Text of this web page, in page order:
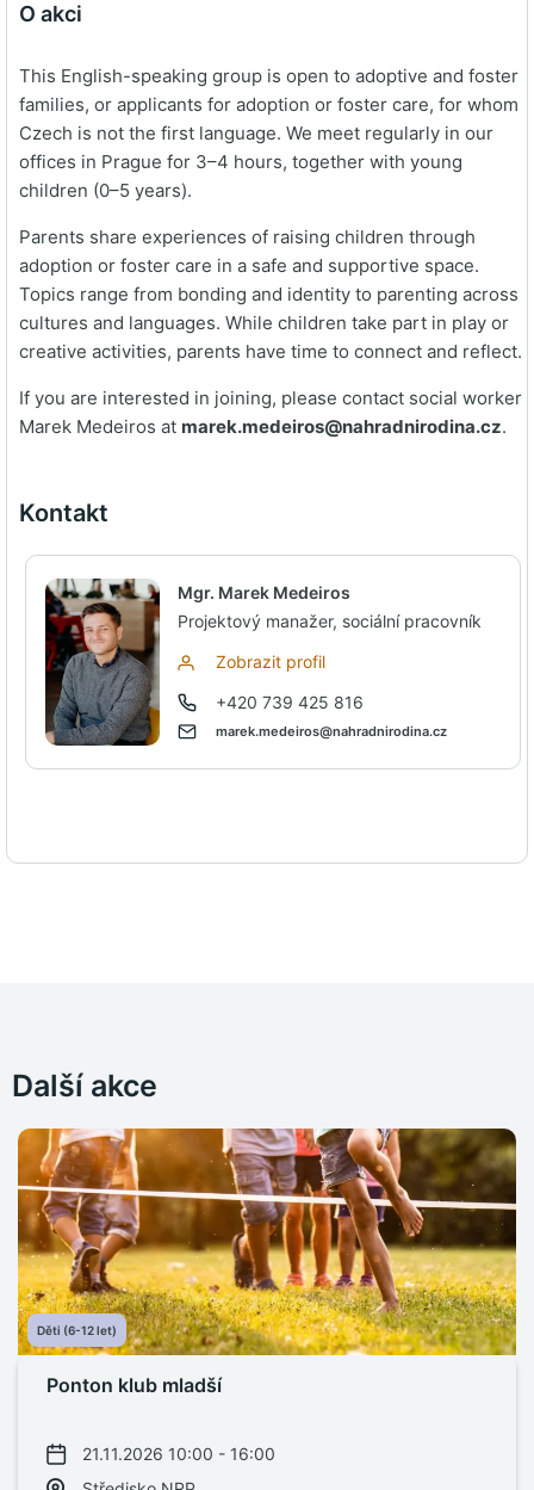
O akci
This English-speaking group is open to adoptive and foster
families, or applicants for adoption or foster care, for whom
Czech is not the first language. We meet regularly in our
offices in Prague for 3–4 hours, together with young
children (0–5 years).
Parents share experiences of raising children through
adoption or foster care in a safe and supportive space.
Topics range from bonding and identity to parenting across
cultures and languages. While children take part in play or
creative activities, parents have time to connect and reflect.
If you are interested in joining, please contact social worker
Marek Medeiros at marek.medeiros@nahradnirodina.cz.
Kontakt
Mgr. Marek Medeiros
Projektový manažer, sociální pracovník
Zobrazit profil
+420 739 425 816
marek.medeiros@nahradnirodina.cz
Další akce
Děti (6-12 let)
Ponton klub mladší
21.11.2026 10:00 - 16:00